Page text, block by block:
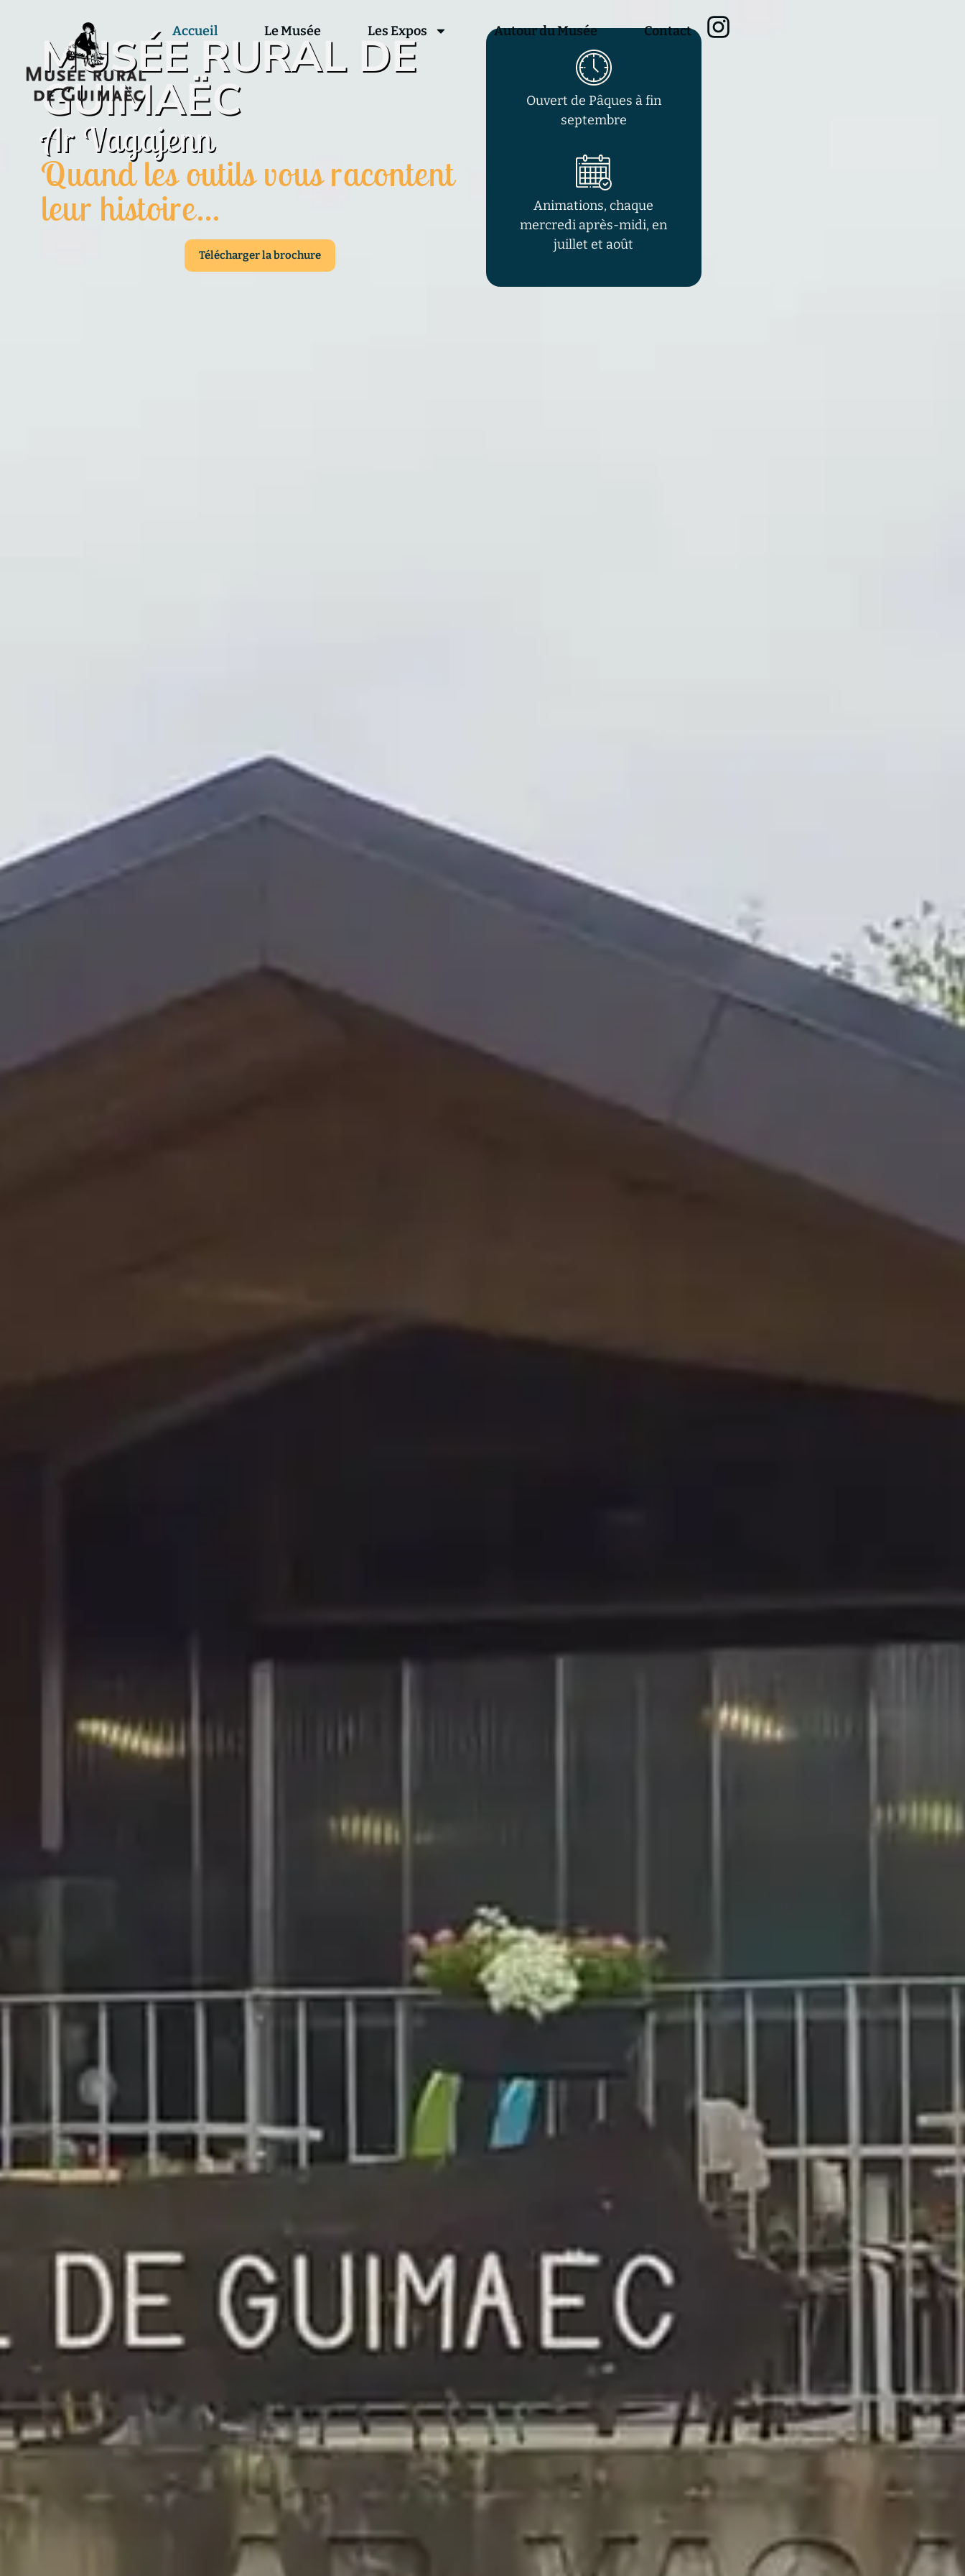
Accueil Le Musée Les Expos Autour du Musée Contact
MUSÉE RURAL DE
GUIMAËC
Ar Vagajenn
Quand les outils vous racontent
leur histoire...
Télécharger la brochure
Ouvert de Pâques à fin
septembre
Animations, chaque
mercredi après-midi, en
juillet et août